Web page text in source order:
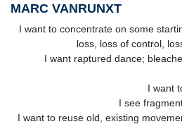
MARC VANRUNXT
I want to concentrate on some
loss, loss of control,
I want raptured dance;
I want
I see
I want to reuse old, existing